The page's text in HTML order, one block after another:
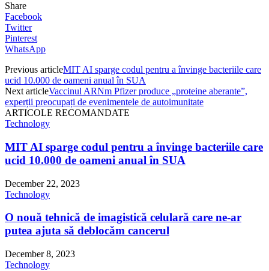
Share
Facebook
Twitter
Pinterest
WhatsApp
Previous articleMIT AI sparge codul pentru a învinge bacteriile care
ucid 10.000 de oameni anual în SUA
Next articleVaccinul ARNm Pfizer produce „proteine aberante”,
experții preocupați de evenimentele de autoimunitate
ARTICOLE RECOMANDATE
Technology
MIT AI sparge codul pentru a învinge bacteriile care
ucid 10.000 de oameni anual în SUA
December 22, 2023
Technology
O nouă tehnică de imagistică celulară care ne-ar
putea ajuta să deblocăm cancerul
December 8, 2023
Technology